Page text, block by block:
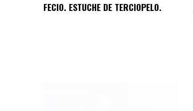
FECIO. ESTUCHE DE TERCIOPELO.